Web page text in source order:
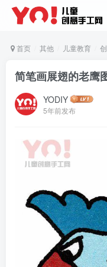
首页 其他 儿童教育
简笔画展翅的老鹰
YODIY
5年前发布